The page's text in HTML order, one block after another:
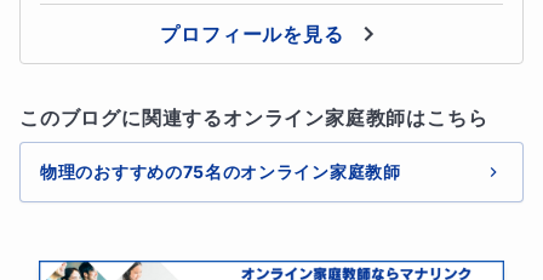
プロフィールを見る
このブログに関連するオンライン家庭教師はこちら
物理のおすすめの75名のオンライン家庭教師